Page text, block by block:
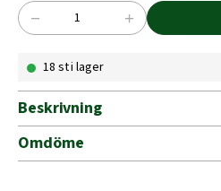
Finsågat
tryckt
4200
mängd
− +
18 st i lager
Beskrivning
Omdöme